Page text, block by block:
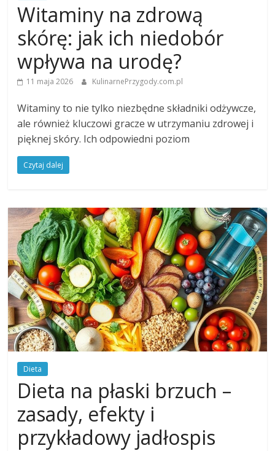
Witaminy na zdrową
skórę: jak ich niedobór
wpływa na urodę?
11 maja 2026 KulinarnePrzygody.com.pl
Witaminy to nie tylko niezbędne składniki odżywcze,
ale również kluczowi gracze w utrzymaniu zdrowej i
pięknej skóry. Ich odpowiedni poziom
Czytaj dalej
Dieta
Dieta na płaski brzuch –
zasady, efekty i
przykładowy jadłospis